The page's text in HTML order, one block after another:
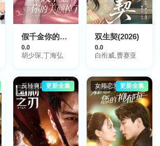
假千金你的美颜掉了
0.0
胡少琛,丁海弘
双生契(2026)
0.0
白衔威,曹赛亚
反转爽剧 更新全集 女频恋爱 更新全集